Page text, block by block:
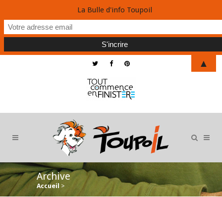
Archive
Accueil >
La Bulle d'info Toupoil
▲